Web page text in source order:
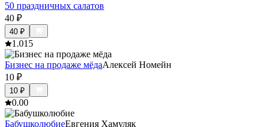
50 праздничных салатов
40 ₽
40 ₽
1.015
Бизнес на продаже мёдаАлексей Номейн
10 ₽
10 ₽
0.00
БабушколюбиеЕвгения Хамуляк